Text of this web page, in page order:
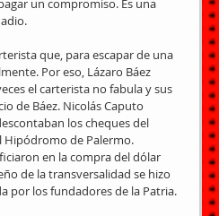
un compromiso. Es una
que, para escapar de una
Por eso, Lázaro Báez
el carterista no fabula y sus
de Báez. Nicolás Caputo
los cheques del
Hipódromo de Palermo.
en la compra del dólar
de la transversalidad se hizo
por los fundadores de la Patria.